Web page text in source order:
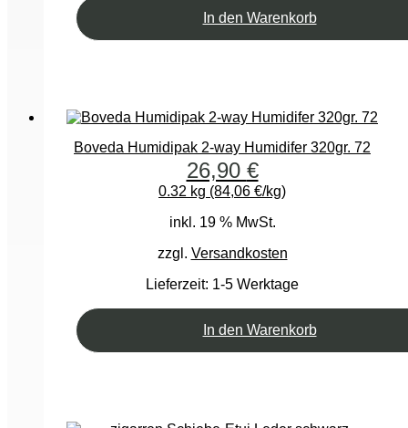
In den Warenkorb
Boveda Humidipak 2-way Humidifer 320gr. 72
26,90 €
0.32 kg (84,06 €/kg)
inkl. 19 % MwSt.
zzgl. Versandkosten
Lieferzeit: 1-5 Werktage
In den Warenkorb